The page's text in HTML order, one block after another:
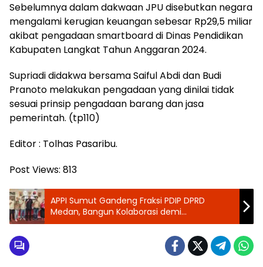
Sebelumnya dalam dakwaan JPU disebutkan negara
mengalami kerugian keuangan sebesar Rp29,5 miliar
akibat pengadaan smartboard di Dinas Pendidikan
Kabupaten Langkat Tahun Anggaran 2024.
Supriadi didakwa bersama Saiful Abdi dan Budi
Pranoto melakukan pengadaan yang dinilai tidak
sesuai prinsip pengadaan barang dan jasa
pemerintah. (tp110)
Editor : Tolhas Pasaribu.
Post Views: 813
APPI Sumut Gandeng Fraksi PDIP DPRD
Medan, Bangun Kolaborasi demi
Pemberitaan Profesional dan Berkualitas